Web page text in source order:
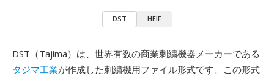
DST HEIF
DST（Tajima）は、世界有数の商業刺繍機器メーカーである
タジマ工業が作成した刺繍機用ファイル形式です。この形式